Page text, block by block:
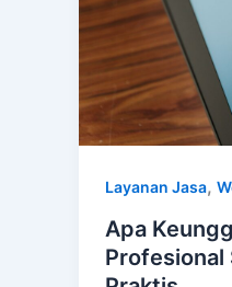
Layanan Jasa,
Apa
Profesional